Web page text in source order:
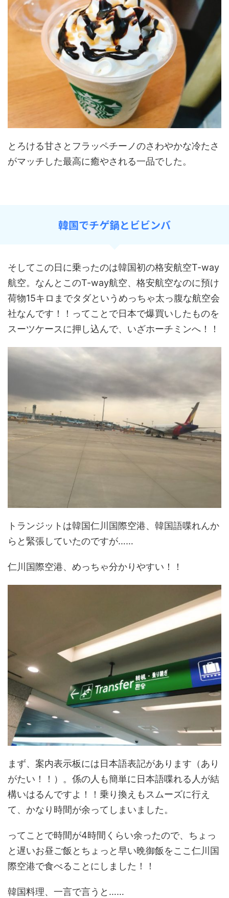
とろける甘さとフラッペチーノのさわやかな冷たさ
がマッチした最高に癒やされる一品でした。
韓国でチゲ鍋とビビンバ
そしてこの日に乗ったのは韓国初の格安航空T-way
航空。なんとこのT-way航空、格安航空なのに預け
荷物15キロまでタダというめっちゃ太っ腹な航空会
社なんです！！ってことで日本で爆買いしたものを
スーツケースに押し込んで、いざホーチミンへ！！
トランジットは韓国仁川国際空港、韓国語喋れんか
らと緊張していたのですが……
仁川国際空港、めっちゃ分かりやすい！！
まず、案内表示板には日本語表記があります（あり
がたい！！）。係の人も簡単に日本語喋れる人が結
構いはるんですよ！！乗り換えもスムーズに行え
て、かなり時間が余ってしまいました。
ってことで時間が4時間くらい余ったので、ちょっ
と遅いお昼ご飯とちょっと早い晩御飯をここ仁川国
際空港で食べることにしました！！
韓国料理、一言で言うと……